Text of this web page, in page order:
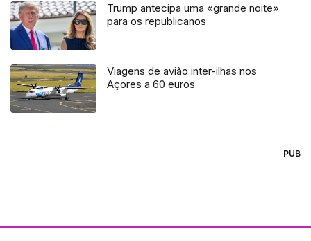
Trump antecipa uma «grande noite»
para os republicanos
Viagens de avião inter-ilhas nos
Açores a 60 euros
PUB